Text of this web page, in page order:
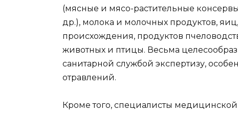
(мясные и мясо-растительные
др.), молока и молочных продуктов,
происхождения, продуктов
животных и птицы. Весьма
санитарной службой экспертизу,
отравлений.
Кроме того, специалисты